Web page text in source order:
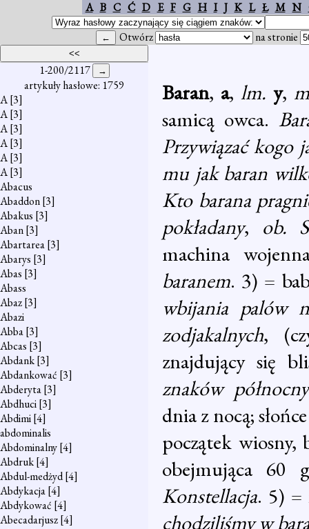
A B C Ć D E F G H I J K L Ł M N
Otwórz na stronie
1-200/2117
artykuły hasłowe: 1759
A[3]
A[3]
A[3]
A[3]
A[3]
A[3]
Abacus
Abaddon[3]
Abakus [3]
Aban[3]
Abartarea[3]
Abarys [3]
Abas [3]
Abass
Abaz[3]
Abazi
Abba[3]
Abcas [3]
Abdank[3]
Abdankować [3]
Abderyta[3]
Abdhuci[3]
Abdimi[4]
abdominalis
Abdominalny[4]
Abdruk[4]
Abdul-medżyd[4]
Abdykacja[4]
Abdykować [4]
Abecadarjusz[4]
Baran, a,lm.y,
samicą owca.
Przywiązać kogo
mu jak baran
Kto barana
pokładany, ob.
machina
baranem. 3) =
wbijania palów
zodjakalnych,
znajdujący się
znaków
dnia z nocą;
początek
obejmująca 60
Konstellacja. 5)
chodziliśmy w